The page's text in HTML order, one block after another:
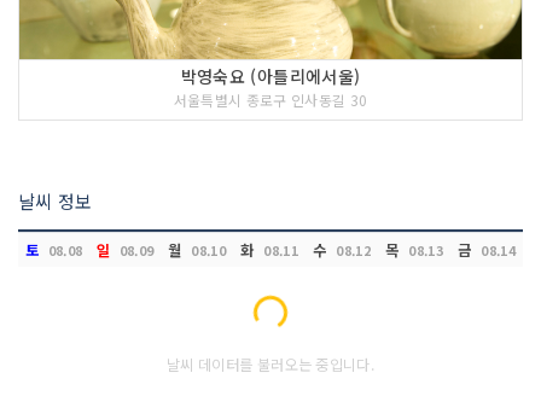
박영숙요 (아틀리에서울)
서울특별시 종로구 인사동길 30
날씨 정보
토 08.08 일 08.09 월 08.10 화 08.11 수 08.12 목 08.13 금 08.14
Loading...
날씨 데이터를 불러오는 중입니다.